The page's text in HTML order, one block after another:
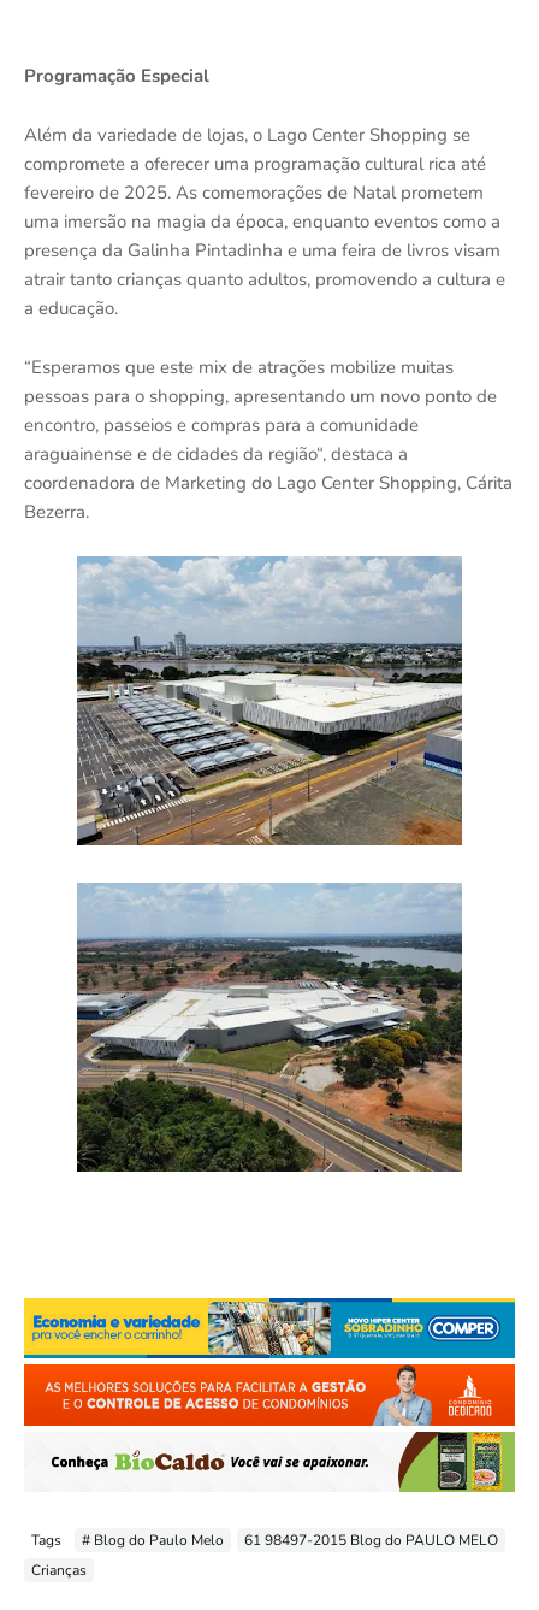
Programação Especial
Além da variedade de lojas, o Lago Center Shopping se
compromete a oferecer uma programação cultural rica até
fevereiro de 2025. As comemorações de Natal prometem
uma imersão na magia da época, enquanto eventos como a
presença da Galinha Pintadinha e uma feira de livros visam
atrair tanto crianças quanto adultos, promovendo a cultura e
a educação.
“Esperamos que este mix de atrações mobilize muitas
pessoas para o shopping, apresentando um novo ponto de
encontro, passeios e compras para a comunidade
araguainense e de cidades da região“, destaca a
coordenadora de Marketing do Lago Center Shopping, Cárita
Bezerra.
Tags # Blog do Paulo Melo
61 98497-2015 Blog do PAULO MELO
Crianças